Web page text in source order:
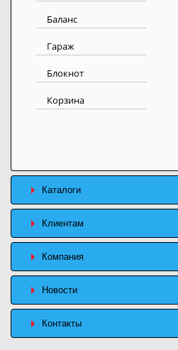
Баланс
Гараж
Блокнот
Корзина
Каталоги
Клиентам
Компания
Новости
Контакты